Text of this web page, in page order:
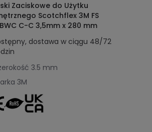
Zaciskowe do Użytku
Scotchflex 3M FS
C-C 3,5mm x 280 mm
dostawa w ciągu 48/72
3.5 mm
3M